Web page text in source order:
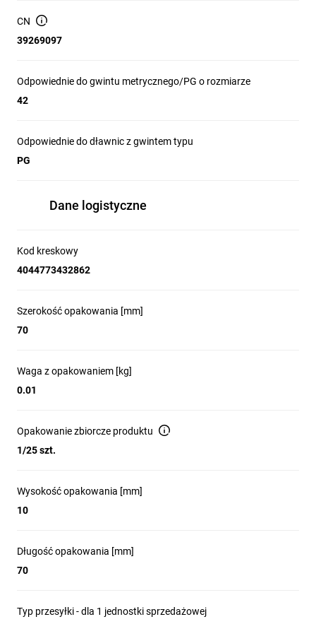
CN
39269097
Odpowiednie do gwintu metrycznego/PG o rozmiarze
42
Odpowiednie do dławnic z gwintem typu
PG
Dane logistyczne
Kod kreskowy
4044773432862
Szerokość opakowania [mm]
70
Waga z opakowaniem [kg]
0.01
Opakowanie zbiorcze produktu
1/25 szt.
Wysokość opakowania [mm]
10
Długość opakowania [mm]
70
Typ przesyłki - dla 1 jednostki sprzedażowej